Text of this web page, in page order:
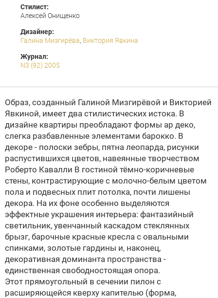
Стилист:
Алексей Онищенко
Дизайнер:
Галина Мизгирёва, Виктория Явкина
Журнал:
N3 (92) 2005
Образ, созданный Галиной Мизгирёвой и Викторией
Явкиной, имеет два стилистических истока. В
дизайне квартиры преобладают формы ар деко,
слегка разбавленные элементами барокко. В
декоре - полоски зебры, пятна леопарда, рисунки
распустившихся цветов, навеянные творчеством
Роберто Кавалли В гостиной тёмно-коричневые
стены, контрастирующие с молочно-белым цветом
пола и подвесных плит потолка, почти лишены
декора. На их фоне особенно выделяются
эффектные украшения интерьера: фантазийный
светильник, увенчанный каскадом стеклянных
брызг, барочные красные кресла с овальными
спинками, золотые гардины и, наконец,
декоративная доминанта пространства -
единственная свободностоящая опора.
Этот прямоугольный в сечении пилон с
расширяющейся кверху капителью (форма,